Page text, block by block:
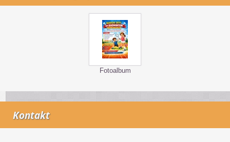
Fotoalbum
Kontakt